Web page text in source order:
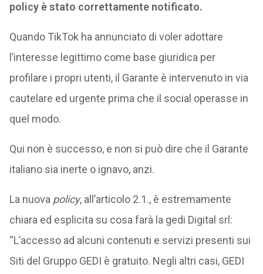
policy è stato correttamente notificato.
Quando TikTok ha annunciato di voler adottare
l’interesse legittimo come base giuridica per
profilare i propri utenti, il Garante è intervenuto in via
cautelare ed urgente prima che il social operasse in
quel modo.
Qui non è successo, e non si può dire che il Garante
italiano sia inerte o ignavo, anzi.
La nuova policy, all’articolo 2.1., è estremamente
chiara ed esplicita su cosa farà la gedi Digital srl:
“L’accesso ad alcuni contenuti e servizi presenti sui
Siti del Gruppo GEDI è gratuito. Negli altri casi, GEDI